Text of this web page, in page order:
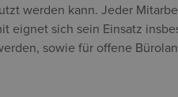
werden kann. Jeder
eignet sich sein Einsatz
sowie für offene